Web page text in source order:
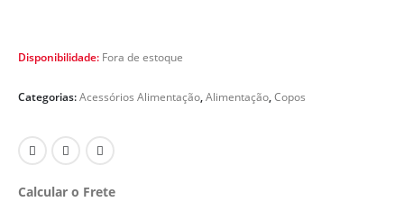
Disponibilidade: Fora de estoque
Categorias:Acessórios Alimentação,Alimentação,Copos
Calcular o Frete